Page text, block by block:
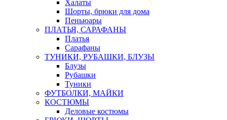
Халаты
Шорты, брюки для дома
Пеньюары
ПЛАТЬЯ, САРАФАНЫ
Платья
Сарафаны
ТУНИКИ, РУБАШКИ, БЛУЗЫ
Блузы
Рубашки
Туники
ФУТБОЛКИ, МАЙКИ
КОСТЮМЫ
Деловые костюмы